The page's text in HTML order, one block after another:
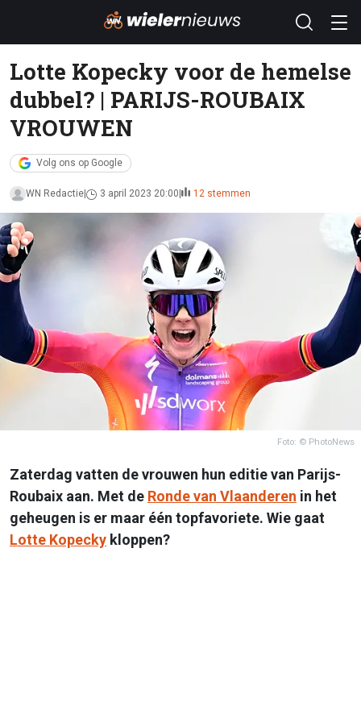
Lotte Kopecky voor de hemelse
dubbel? | PARIJS-ROUBAIX
VROUWEN
Volg ons op Google
WN Redactie 3 april 2023 20:00 12 stemmen
Foto: © PhotoNews
Zaterdag vatten de vrouwen hun editie van Parijs-
Roubaix aan. Met de Ronde van Vlaanderen in het
geheugen is er maar één topfavoriete. Wie gaat
Lotte Kopecky kloppen?